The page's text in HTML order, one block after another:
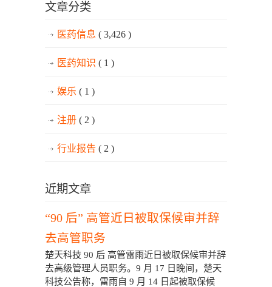
文章分类
医药信息 ( 3,426 )
医药知识 ( 1 )
娱乐 ( 1 )
注册 ( 2 )
行业报告 ( 2 )
近期文章
“90 后” 高管近日被取保候审并辞
去高管职务
楚天科技 90 后 高管雷雨近日被取保候审并辞
去高级管理人员职务。9 月 17 日晚间，楚天
科技公告称，雷雨自 9 月 14 日起被取保候